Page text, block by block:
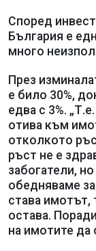
Според
България е
много
През
е било 30%,
едва с 3%.
отива към
отколкото
ръст не е
забогатели,
обедняваме
става
остава.
на имотите да